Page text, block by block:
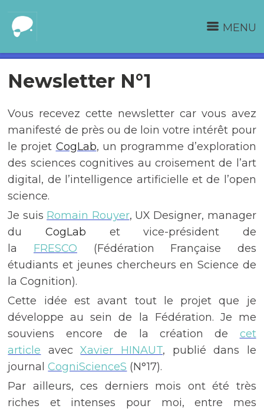
MENU
Newsletter N°1
Vous recevez cette newsletter car vous avez
manifesté de près ou de loin votre intérêt pour
le projet CogLab, un programme d’exploration
des sciences cognitives au croisement de l’art
digital, de l’intelligence artificielle et de l’open
science.
Je suis Romain Rouyer, UX Designer, manager
du CogLab et vice-président de
la FRESCO (Fédération Française des
étudiants et jeunes chercheurs en Science de
la Cognition).
Cette idée est avant tout le projet que je
développe au sein de la Fédération. Je me
souviens encore de la création de cet
article avecXavier HINAUT, publié dans le
journalCogniScienceS (N°17).
Par ailleurs, ces derniers mois ont été très
riches et intenses pour moi, entre mes